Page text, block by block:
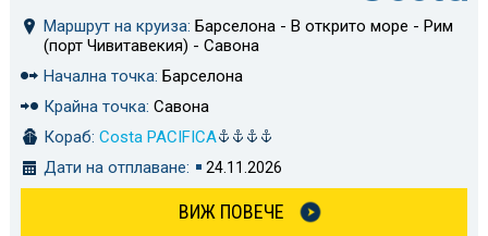
Маршрут на круиза: Барселона - В открито море - Рим
(порт Чивитавекия) - Савона
Начална точка: Барселона
Крайна точка: Савона
Кораб: Costa PACIFICA
Дати на отплаване:
24.11.2026
ВИЖ ПОВЕЧЕ